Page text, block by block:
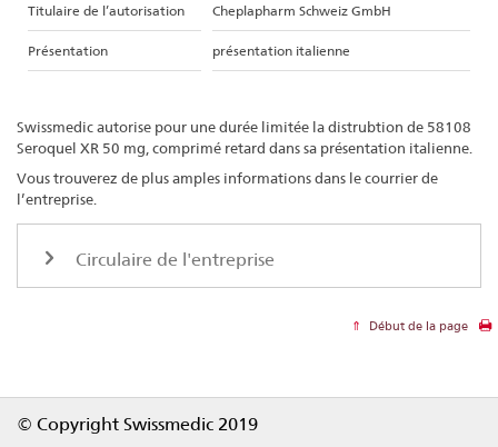
Titulaire de l’autorisation Cheplapharm Schweiz GmbH
Présentation présentation italienne
Swissmedic autorise pour une durée limitée la distrubtion de 58108
Seroquel XR 50 mg, comprimé retard dans sa présentation italienne.
Vous trouverez de plus amples informations dans le courrier de
l’entreprise.
Circulaire de l'entreprise
Début de la page
© Copyright Swissmedic 2019